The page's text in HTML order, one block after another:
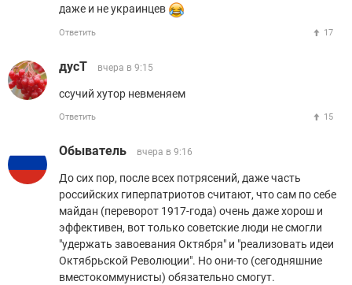
даже и не украинцев
Ответить 17
дусТ вчера в 9:15
ссучий хутор невменяем
Ответить 15
Обыватель вчера в 9:16
До сих пор, после всех потрясений, даже часть
российских гиперпатриотов считают, что сам по себе
майдан (переворот 1917-года) очень даже хорош и
эффективен, вот только советские люди не смогли
"удержать завоевания Октября" и "реализовать идеи
Октябрьской Революции". Но они-то (сегодняшние
вместокоммунисты) обязательно смогут.